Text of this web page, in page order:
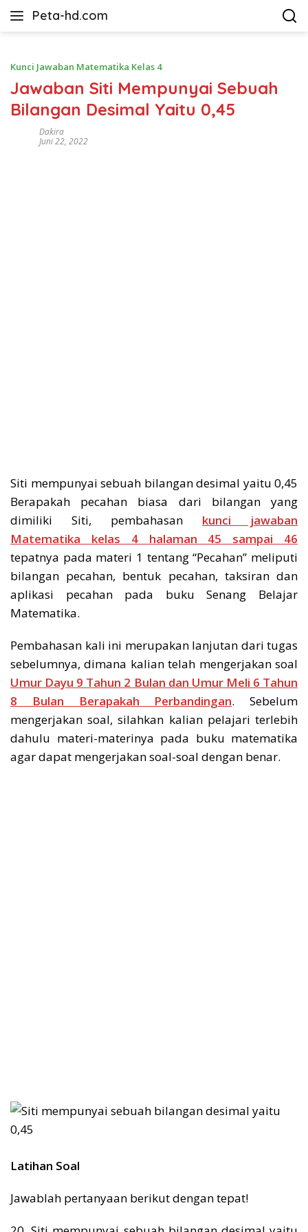
Peta-hd.com
Kumpulan
HD
Kunci Jawaban Matematika Kelas 4
Jawaban Siti Mempunyai Sebuah
Bilangan Desimal Yaitu 0,45
Dakira
Juni 22, 2022
Siti mempunyai sebuah bilangan desimal yaitu 0,45
Berapakah pecahan biasa dari bilangan yang
dimiliki Siti, pembahasan kunci jawaban
Matematika kelas 4 halaman 45 sampai 46
tepatnya pada materi 1 tentang “Pecahan” meliputi
bilangan pecahan, bentuk pecahan, taksiran dan
aplikasi pecahan pada buku Senang Belajar
Matematika.
Pembahasan kali ini merupakan lanjutan dari tugas
sebelumnya, dimana kalian telah mengerjakan soal
Umur Dayu 9 Tahun 2 Bulan dan Umur Meli 6 Tahun
8 Bulan Berapakah Perbandingan. Sebelum
mengerjakan soal, silahkan kalian pelajari terlebih
dahulu materi-materinya pada buku matematika
agar dapat mengerjakan soal-soal dengan benar.
Latihan Soal
Jawablah pertanyaan berikut dengan tepat!